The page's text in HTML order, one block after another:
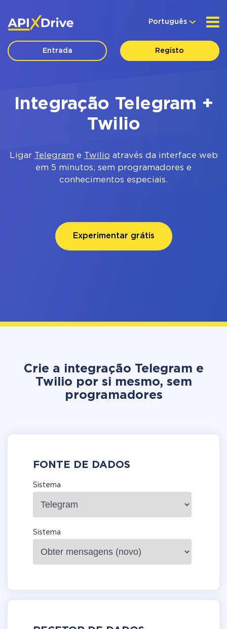
Português
Entrada Registo
Integração Telegram +
Twilio
Ligar Telegram e Twilio através da interface web
em 5 minutos, sem programadores e
conhecimentos especiais.
Experimentar grátis
Crie a integração Telegram e
Twilio por si mesmo, sem
programadores
FONTE DE DADOS
Sistema
Sistema